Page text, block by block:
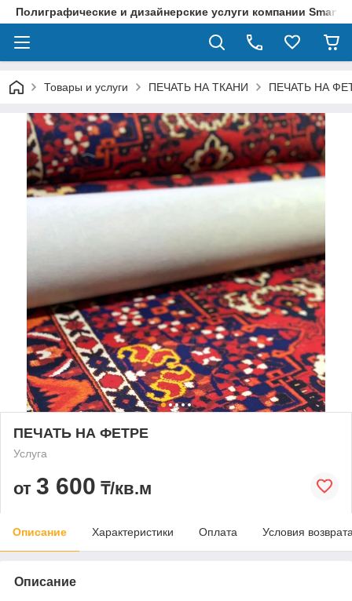
Полиграфические и дизайнерские услуги компании
Товары и услуги ПЕЧАТЬ НА ТКАНИ ПЕЧАТЬ НА
ПЕЧАТЬ НА ФЕТРЕ
Услуга
от 3 600 ₸/кв.м
Описание Характеристики Оплата Условия
Описание